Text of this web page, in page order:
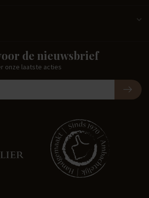
de nieuwsbrief
onze laatste acties